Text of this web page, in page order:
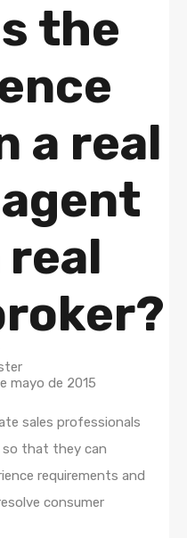
the
a real
real
mayo de 2015
sales professionals
that they can
requirements and
consumer